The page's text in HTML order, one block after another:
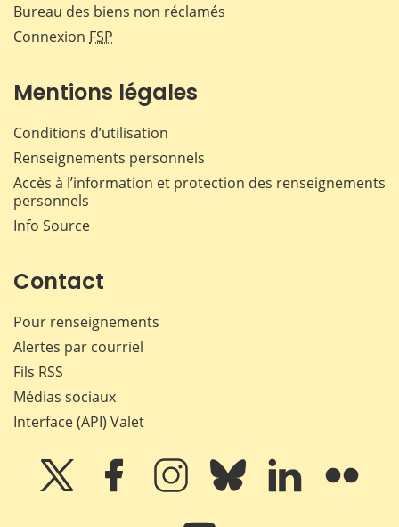
Bureau des biens non réclamés
Connexion FSP
Mentions légales
Conditions d’utilisation
Renseignements personnels
Accès à l’information et protection des renseignements
personnels
Info Source
Contact
Pour renseignements
Alertes par courriel
Fils RSS
Médias sociaux
Interface (API) Valet